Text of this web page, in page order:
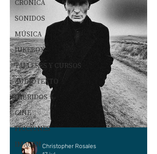
CRÓNICA
SONIDOS
MÚSICA
JUKEBOX
TALLERES Y CURSOS
AUDIOTEXTO
HÍBRIDOS
CINE
FICCIONES
IMAGEN Christopher Rosales